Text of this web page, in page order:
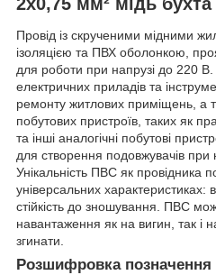
Провід із скрученими мідними
ізоляцією та ПВХ оболонкою,
для роботи при напрузі до 220
електричних приладів та
ремонту житлових приміщень, а
побутових пристроїв, таких як
та інші аналогічні побутові
для створення подовжувачів при
Унікальність ПВС як провідника
універсальних характеристиках:
стійкість до зношування. ПВС
навантаження як на вигин, так і
згинати.
Розшифровка